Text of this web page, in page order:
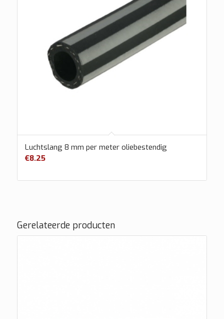
Luchtslang 8 mm per meter oliebestendig
€8.25
Gerelateerde producten